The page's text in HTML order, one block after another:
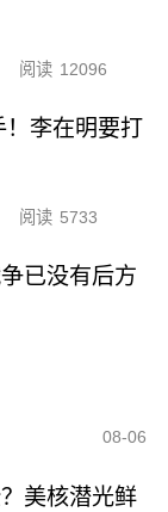
阅读 12096
！李在明要打
阅读 5733
已没有后方
08-06
美核潜光鲜